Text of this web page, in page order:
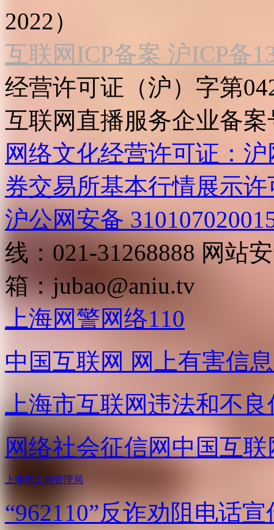
2022）
互联网ICP备案 沪ICP备
经营许可证（沪）字第
互联网直播服务企业备案
网络文化经营许可证：
券交易所基本行情展示许
沪公网安备
线：021-31268888 网站
箱：jubao@aniu.tv
上海网警网络110
中国互联网 网上有害信
上海市互联网违法和不
网络社会征信网中国互
上海市工商管理局
“962110”反诈劝阻电话宣